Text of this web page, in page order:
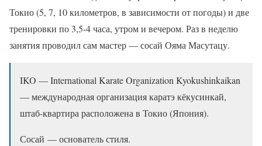
Токио (5, 7, 10 километров, в зависимости от погоды) и две
тренировки по 3,5-4 часа, утром и вечером. Раз в неделю
занятия проводил сам мастер — сосай Ояма Масутацу.
IKO — International Karate Organization Kyokushinkaikan
— международная организация каратэ кёкусинкай,
штаб-квартира расположена в Токио (Япония).
Сосай — основатель стиля.